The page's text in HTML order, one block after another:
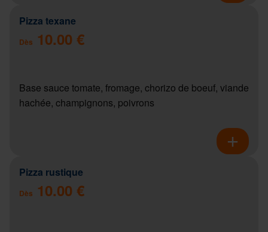
Pizza texane
Dès 10.00 €
Base sauce tomate, fromage, chorizo de boeuf, viande
hachée, champignons, poivrons
Pizza rustique
Dès 10.00 €